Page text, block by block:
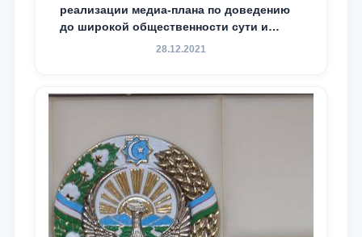
реализации медиа-плана по доведению
до широкой общественности сути и
содержания задач, определённых в
Мажлису и народу Узбекистана
28.12.2021